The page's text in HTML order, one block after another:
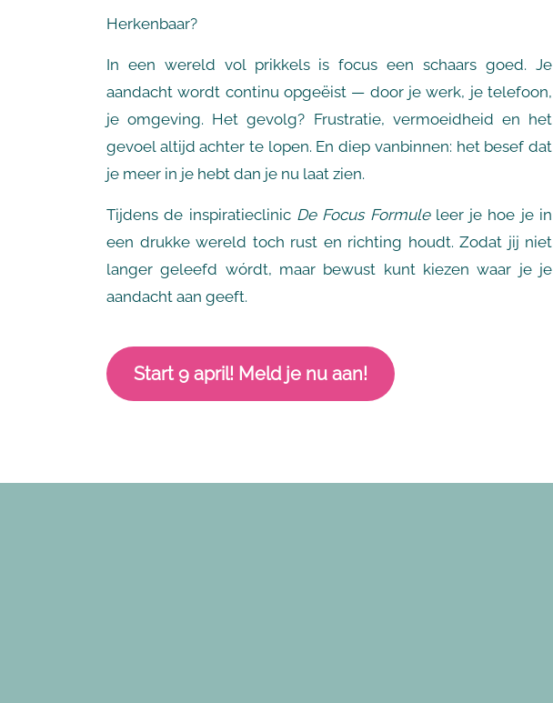
Herkenbaar?
In een wereld vol prikkels is focus een schaars goed. Je
aandacht wordt continu opgeëist — door je werk, je telefoon,
je omgeving. Het gevolg? Frustratie, vermoeidheid en het
gevoel altijd achter te lopen. En diep vanbinnen: het besef dat
je meer in je hebt dan je nu laat zien.
Tijdens de inspiratieclinic De Focus Formuleleer je hoe je in
een drukke wereld toch rust en richting houdt. Zodat jij niet
langer geleefd wórdt, maar bewust kunt kiezen waar je je
aandacht aan geeft.
Start 9 april! Meld je nu aan!